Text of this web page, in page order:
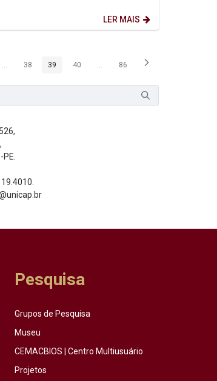
que sejam sustentáveis, a Escola...
LER MAIS
...Páginas intermediárias Usar ABA para navegar.
Página
38 Página
39 Página
40 ...Páginas intermediárias Usar ABA
Página
86
Pesquisa
Grupos de Pesquisa
Museu
CEMACBIOS | Centro Multiusuário
Projetos